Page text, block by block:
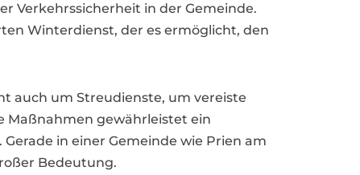
Verkehrssicherheit in der Gemeinde.
Winterdienst, der es ermöglicht, den
auch um Streudienste, um vereiste
Maßnahmen gewährleistet ein
in einer Gemeinde wie Prien am
Bedeutung.